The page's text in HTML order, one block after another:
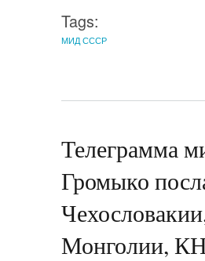
Tags:
МИД СССР
Телеграмма
Громыко
Монголии,